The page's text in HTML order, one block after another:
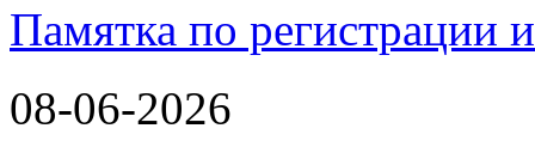
Памятка по
08-06-2026